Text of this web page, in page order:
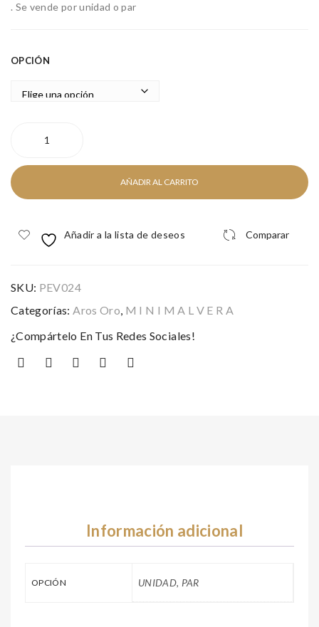
. Se vende por unidad o par
OPCIÓN
cantidad
AÑADIR AL CARRITO
Añadir a la lista de deseos Comparar
SKU: PEV024
Categorías:Aros Oro, M I N I M A L V E R A
¿Compártelo En Tus Redes Sociales!
Información adicional
OPCIÓN UNIDAD, PAR